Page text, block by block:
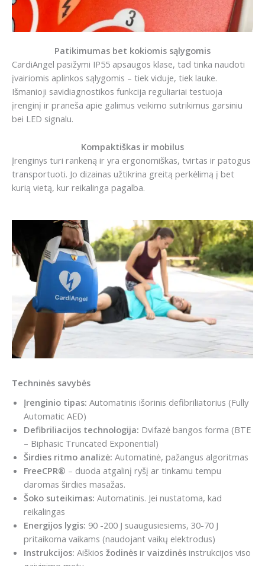
Patikimumas bet kokiomis sąlygomis
CardiAngel pasižymi IP55 apsaugos klase, tad tinka naudoti
įvairiomis aplinkos sąlygomis – tiek viduje, tiek lauke.
Išmanioji savidiagnostikos funkcija reguliariai testuoja
įrenginį ir praneša apie galimus veikimo sutrikimus garsiniu
bei LED signalu.
Kompaktiškas ir mobilus
Įrenginys turi rankeną ir yra ergonomiškas, tvirtas ir patogus
transportuoti. Jo dizainas užtikrina greitą perkėlimą į bet
kurią vietą, kur reikalinga pagalba.
Techninės savybės
Įrenginio tipas: Automatinis išorinis defibriliatorius (Fully
Automatic AED)
Defibriliacijos technologija: Dvifazė bangos forma (BTE
– Biphasic Truncated Exponential)
Širdies ritmo analizė: Automatinė, pažangus algoritmas
FreeCPR® – duoda atgalinį ryšį ar tinkamu tempu
daromas širdies masažas.
Šoko suteikimas: Automatinis. Jei nustatoma, kad
reikalingas
Energijos lygis: 90 -200 J suaugusiesiems, 30-70 J
pritaikoma vaikams (naudojant vaikų elektrodus)
Instrukcijos: Aiškios žodinės ir vaizdinės instrukcijos viso